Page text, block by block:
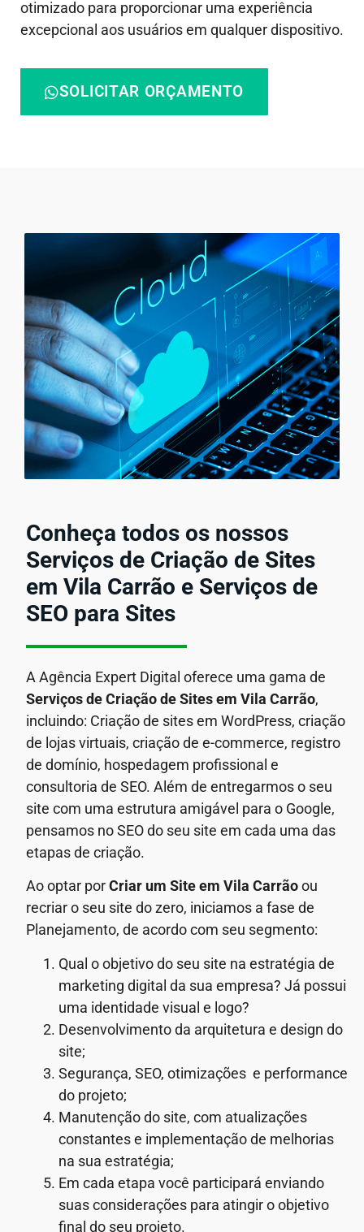
otimizado para proporcionar uma experiência
excepcional aos usuários em qualquer dispositivo.
SOLICITAR ORÇAMENTO
Conheça todos os nossos
Serviços de Criação de Sites
em Vila Carrão e Serviços de
SEO para Sites
A Agência Expert Digital oferece uma gama de
Serviços de Criação de Sites em Vila Carrão,
incluindo: Criação de sites em WordPress, criação
de lojas virtuais, criação de e-commerce, registro
de domínio, hospedagem profissional e
consultoria de SEO. Além de entregarmos o seu
site com uma estrutura amigável para o Google,
pensamos no SEO do seu site em cada uma das
etapas de criação.
Ao optar porCriar um Site em Vila Carrãoou
recriar o seu site do zero, iniciamos a fase de
Planejamento, de acordo com seu segmento:
Qual o objetivo do seu site na estratégia de
marketing digital da sua empresa? Já possui
uma identidade visual e logo?
Desenvolvimento da arquitetura e design do
site;
Segurança, SEO, otimizações e performance
do projeto;
Manutenção do site, com atualizações
constantes e implementação de melhorias
na sua estratégia;
Em cada etapa você participará enviando
suas considerações para atingir o objetivo
final do seu projeto.